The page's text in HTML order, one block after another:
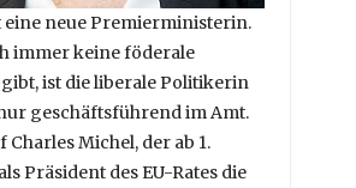
eine neue Premierministerin.
immer keine föderale
ist die liberale Politikerin
geschäftsführend im Amt.
Charles Michel, der ab 1.
Präsident des EU-Rates die